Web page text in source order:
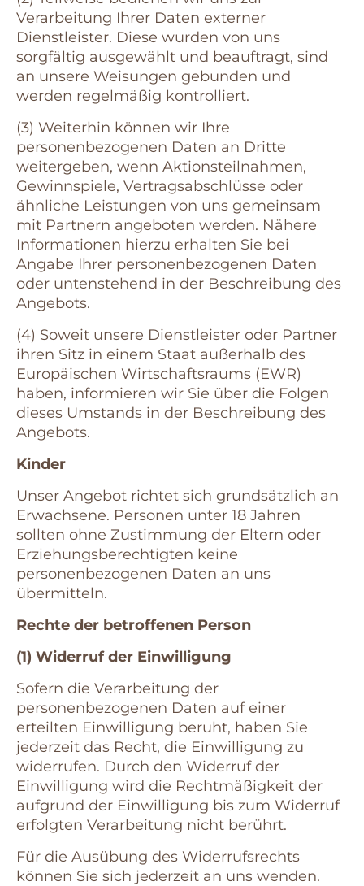
Verarbeitung Ihrer Daten externer
Dienstleister. Diese wurden von uns
sorgfältig ausgewählt und beauftragt, sind
an unsere Weisungen gebunden und
werden regelmäßig kontrolliert.
(3) Weiterhin können wir Ihre
personenbezogenen Daten an Dritte
weitergeben, wenn Aktionsteilnahmen,
Gewinnspiele, Vertragsabschlüsse oder
ähnliche Leistungen von uns gemeinsam
mit Partnern angeboten werden. Nähere
Informationen hierzu erhalten Sie bei
Angabe Ihrer personenbezogenen Daten
oder untenstehend in der Beschreibung des
Angebots.
(4) Soweit unsere Dienstleister oder Partner
ihren Sitz in einem Staat außerhalb des
Europäischen Wirtschaftsraums (EWR)
haben, informieren wir Sie über die Folgen
dieses Umstands in der Beschreibung des
Angebots.
Kinder
Unser Angebot richtet sich grundsätzlich an
Erwachsene. Personen unter 18 Jahren
sollten ohne Zustimmung der Eltern oder
Erziehungsberechtigten keine
personenbezogenen Daten an uns
übermitteln.
Rechte der betroffenen Person
(1) Widerruf der Einwilligung
Sofern die Verarbeitung der
personenbezogenen Daten auf einer
erteilten Einwilligung beruht, haben Sie
jederzeit das Recht, die Einwilligung zu
widerrufen. Durch den Widerruf der
Einwilligung wird die Rechtmäßigkeit der
aufgrund der Einwilligung bis zum Widerruf
erfolgten Verarbeitung nicht berührt.
Für die Ausübung des Widerrufsrechts
können Sie sich jederzeit an uns wenden.